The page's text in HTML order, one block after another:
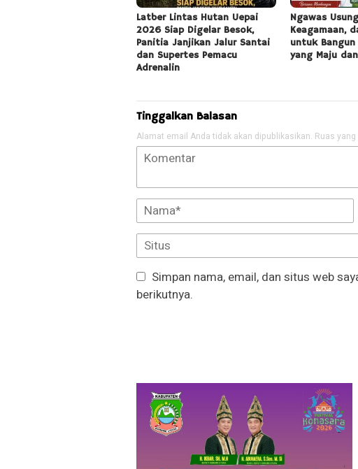
Latber Lintas Hutan Uepai
2026 Siap Digelar Besok,
Panitia Janjikan Jalur Santai
dan Supertes Pemacu
Adrenalin
Ngawas
Keagamaan,
untuk Bangun
yang Maju
Tinggalkan Balasan
Alamat email Anda tidak akan dipublikasikan. Ruas
Simpan nama, email, dan situs web
berikutnya.